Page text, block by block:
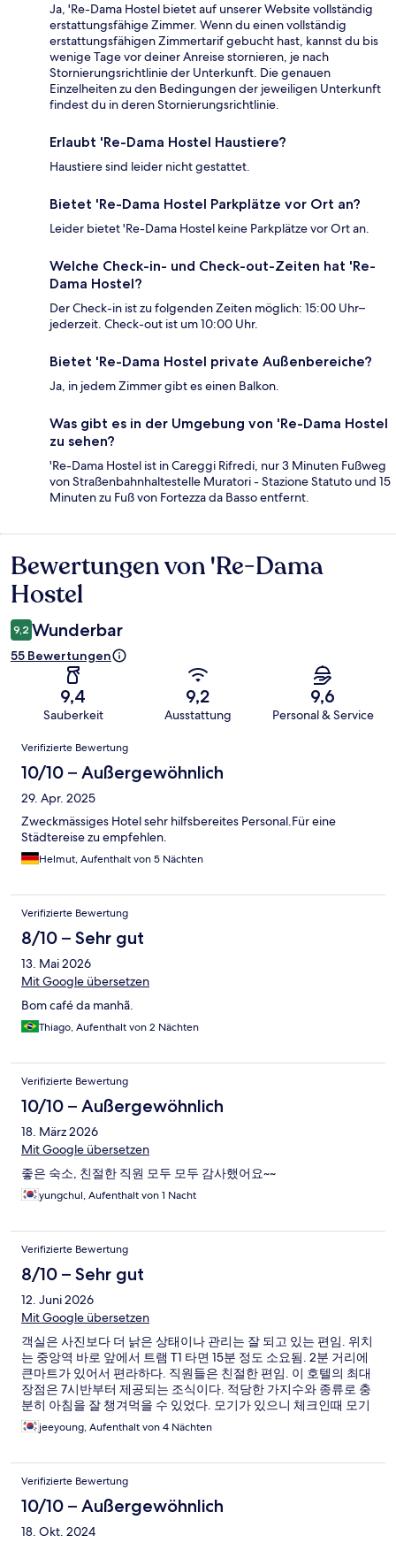
Ja, 'Re-Dama Hostel bietet auf unserer Website vollständig
erstattungsfähige Zimmer. Wenn du einen vollständig
erstattungsfähigen Zimmertarif gebucht hast, kannst du bis
wenige Tage vor deiner Anreise stornieren, je nach
Stornierungsrichtlinie der Unterkunft. Die genauen
Einzelheiten zu den Bedingungen der jeweiligen Unterkunft
findest du in deren Stornierungsrichtlinie.
Erlaubt 'Re-Dama Hostel Haustiere?
Haustiere sind leider nicht gestattet.
Bietet 'Re-Dama Hostel Parkplätze vor Ort an?
Leider bietet 'Re-Dama Hostel keine Parkplätze vor Ort an.
Welche Check-in- und Check-out-Zeiten hat 'Re-
Dama Hostel?
Der Check-in ist zu folgenden Zeiten möglich: 15:00 Uhr–
jederzeit. Check-out ist um 10:00 Uhr.
Bietet 'Re-Dama Hostel private Außenbereiche?
Ja, in jedem Zimmer gibt es einen Balkon.
Was gibt es in der Umgebung von 'Re-Dama Hostel
zu sehen?
'Re-Dama Hostel ist in Careggi Rifredi, nur 3 Minuten Fußweg
von Straßenbahnhaltestelle Muratori - Stazione Statuto und 15
Minuten zu Fuß von Fortezza da Basso entfernt.
Bewertungen
Bewertungen von 'Re-Dama
Hostel
9,2 Wunderbar
55 Bewertungen
9,4
Sauberkeit
9,2
Ausstattung
9,6
Personal & Service
Bewertungen
Verifizierte Bewertung
10/10 – Außergewöhnlich
29. Apr. 2025
Zweckmässiges Hotel sehr hilfsbereites Personal.Für eine
Städtereise zu empfehlen.
Helmut, Aufenthalt von 5 Nächten
Verifizierte Bewertung
8/10 – Sehr gut
13. Mai 2026
Mit Google übersetzen
Bom café da manhã.
Thiago, Aufenthalt von 2 Nächten
Verifizierte Bewertung
10/10 – Außergewöhnlich
18. März 2026
Mit Google übersetzen
좋은 숙소, 친절한 직원 모두 모두 감사했어요~~
yungchul, Aufenthalt von 1 Nacht
Verifizierte Bewertung
8/10 – Sehr gut
12. Juni 2026
Mit Google übersetzen
객실은 사진보다 더 낡은 상태이나 관리는 잘 되고 있는 편임. 위치
는 중앙역 바로 앞에서 트램 T1 타면 15분 정도 소요됨. 2분 거리에
큰마트가 있어서 편라하다. 직원들은 친절한 편임. 이 호텔의 최대
장점은 7시반부터 제공되는 조식이다. 적당한 가지수와 종류로 충
분히 아침을 잘 챙겨먹을 수 있었다. 모기가 있으니 체크인때 모기
향 받아서 갈 것. 소음은 좀 있으나 잠 들면 크게 느껴지진 않았음.
jeeyoung, Aufenthalt von 4 Nächten
Verifizierte Bewertung
10/10 – Außergewöhnlich
18. Okt. 2024